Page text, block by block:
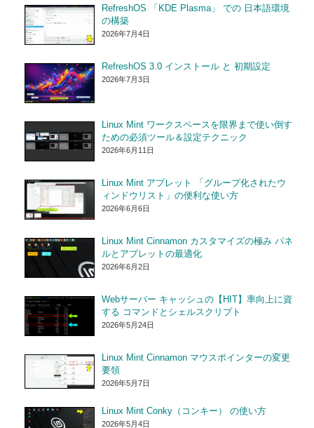
RefreshOS 「KDE Plasma」 での 日本語環境
の構築
2026年7月4日
RefreshOS 3.0 インストール と 初期設定
2026年7月3日
Linux Mint ワークスペースを限界まで使い倒す
ための必須ツール＆設定テクニック
2026年6月11日
Linux Mint アプレット 「グループ化されたウ
ィンドウリスト」の便利な使い方
2026年6月6日
Linux Mint Cinnamon カスタマイズの極み パネ
ルとアプレットの最適化
2026年6月2日
Webサーバー キャッシュの【HIT】率向上に資
する コマンドとシェルスクリプト
2026年5月24日
Linux Mint Cinnamon マウスポインターの変更
要領
2026年5月7日
Linux Mint Conky（コンキー） の使い方
2026年5月4日